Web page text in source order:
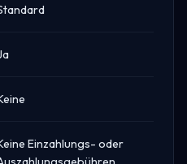
Einzahlungs- oder